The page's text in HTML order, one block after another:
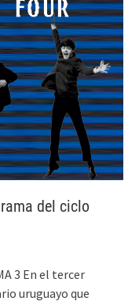
del ciclo
3 En el tercer
uruguayo que